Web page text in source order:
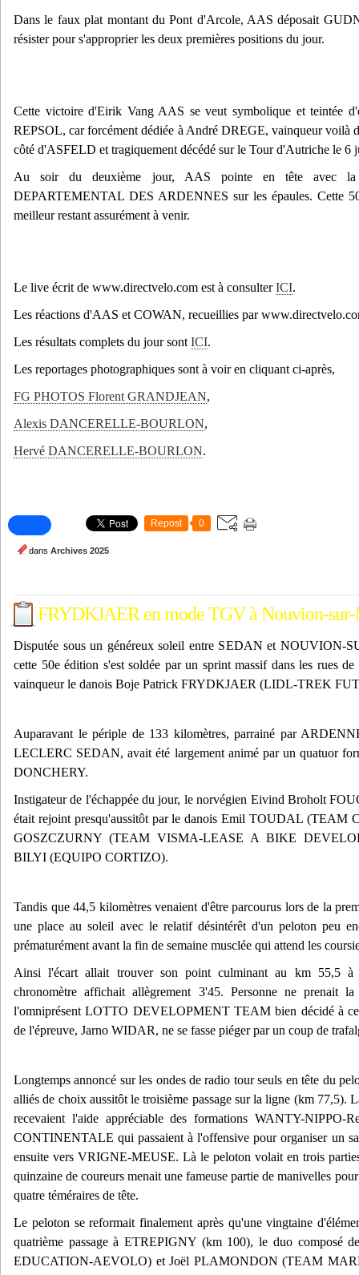
Dans le faux plat montant du Pont d'Arcole, AAS déposait
résister pour s'approprier les deux premières positions du jour.
Cette victoire d'Eirik Vang AAS se veut symbolique et teintée
REPSOL, car forcément dédiée à André DREGE, vainqueur voilà
côté d'ASFELD et tragiquement décédé sur le Tour d'Autriche le 6
Au soir du deuxième jour, AAS pointe en tête avec la
DEPARTEMENTAL DES ARDENNES sur les épaules. Cette
meilleur restant assurément à venir.
Le live écrit de www.directvelo.com est à consulterICI.
Les réactions d'AAS et COWAN, recueillies par
Les résultats complets du jour sont ICI.
Les reportages photographiques sont à voir en cliquant ci-après,
FG PHOTOS Florent GRANDJEAN,
Alexis DANCERELLE-BOURLON,
Hervé DANCERELLE-BOURLON.
Repost 0
dans Archives 2025
FRYDKJAER en mode TGV à Nouvion-sur-
Disputée sous un généreux soleil entre SEDAN et NOUVION-
cette 50e édition s'est soldée par un sprint massif dans les rues
vainqueur le danois Boje Patrick FRYDKJAER (LIDL-TREK
Auparavant le périple de 133 kilomètres, parrainé par
LECLERC SEDAN, avait été largement animé par un quatuor
DONCHERY.
Instigateur de l'échappée du jour, le norvégien Eivind Broholt
était rejoint presqu'aussitôt par le danois Emil TOUDAL (TEAM
GOSZCZURNY (TEAM VISMA-LEASE A BIKE
BILYI (EQUIPO CORTIZO).
Tandis que 44,5 kilomètres venaient d'être parcourus lors de la
une place au soleil avec le relatif désintérêt d'un peloton peu
prématurément avant la fin de semaine musclée qui attend les
Ainsi l'écart allait trouver son point culminant au km 55,5
chronomètre affichait allègrement 3'45. Personne ne prenait
l'omniprésent LOTTO DEVELOPMENT TEAM bien décidé à ce
de l'épreuve, Jarno WIDAR, ne se fasse piéger par un coup de
Longtemps annoncé sur les ondes de radio tour seuls en tête du
alliés de choix aussitôt le troisième passage sur la ligne (km 77,5).
recevaient l'aide appréciable des formations WANTY-
CONTINENTALE qui passaient à l'offensive pour organiser un
ensuite vers VRIGNE-MEUSE. Là le peloton volait en trois
quinzaine de coureurs menait une fameuse partie de manivelles
quatre téméraires de tête.
Le peloton se reformait finalement après qu'une vingtaine
quatrième passage à ETREPIGNY (km 100), le duo composé
EDUCATION-AEVOLO) et Joël PLAMONDON (TEAM